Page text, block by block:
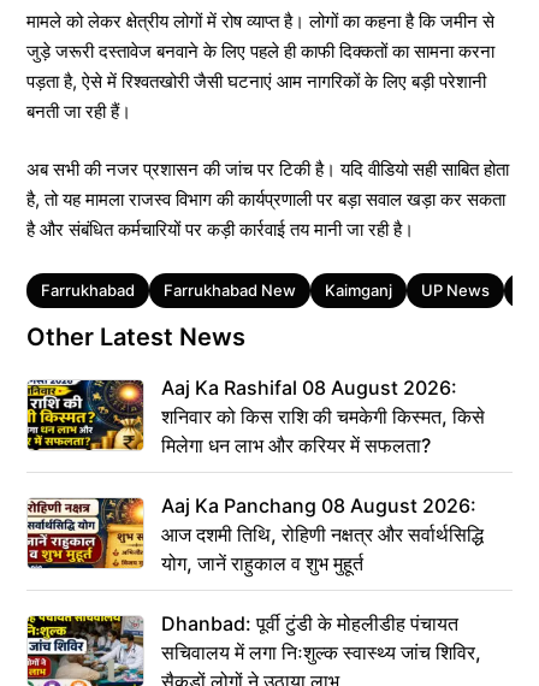
मामले को लेकर क्षेत्रीय लोगों में रोष व्याप्त है। लोगों का कहना है कि जमीन से
जुड़े जरूरी दस्तावेज बनवाने के लिए पहले ही काफी दिक्कतों का सामना करना
पड़ता है, ऐसे में रिश्वतखोरी जैसी घटनाएं आम नागरिकों के लिए बड़ी परेशानी
बनती जा रही हैं।
अब सभी की नजर प्रशासन की जांच पर टिकी है। यदि वीडियो सही साबित होता
है, तो यह मामला राजस्व विभाग की कार्यप्रणाली पर बड़ा सवाल खड़ा कर सकता
है और संबंधित कर्मचारियों पर कड़ी कार्रवाई तय मानी जा रही है।
Tags
Farrukhabad Farrukhabad New Kaimganj UP News
Other Latest News
Aaj Ka Rashifal 08 August 2026:
शनिवार को किस राशि की चमकेगी किस्मत, किसे
मिलेगा धन लाभ और करियर में सफलता?
Aaj Ka Panchang 08 August 2026:
आज दशमी तिथि, रोहिणी नक्षत्र और सर्वार्थसिद्धि
योग, जानें राहुकाल व शुभ मुहूर्त
Dhanbad: पूर्वी टुंडी के मोहलीडीह पंचायत
सचिवालय में लगा निःशुल्क स्वास्थ्य जांच शिविर,
सैकड़ों लोगों ने उठाया लाभ